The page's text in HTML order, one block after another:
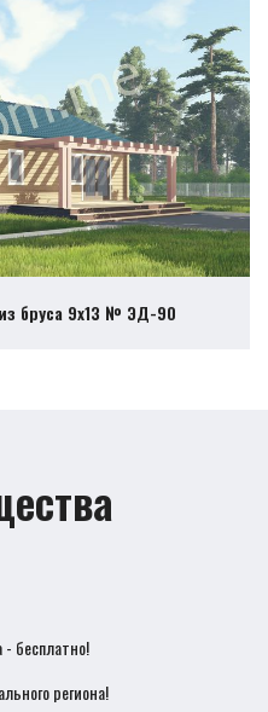
бруса 9х13 № ЭД-90
бесплатно!
региона!